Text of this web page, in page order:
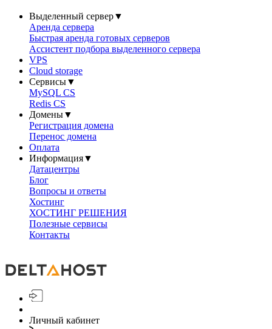
Выделенный сервер▼
Аренда сервера
Быстрая аренда готовых серверов
Ассистент подбора выделенного сервера
VPS
Cloud storage
Сервисы▼
MySQL CS
Redis CS
Домены▼
Регистрация домена
Перенос домена
Оплата
Информация▼
Датацентры
Блог
Вопросы и ответы
Хостинг
ХОСТИНГ РЕШЕНИЯ
Полезные сервисы
Контакты
Личный кабинет